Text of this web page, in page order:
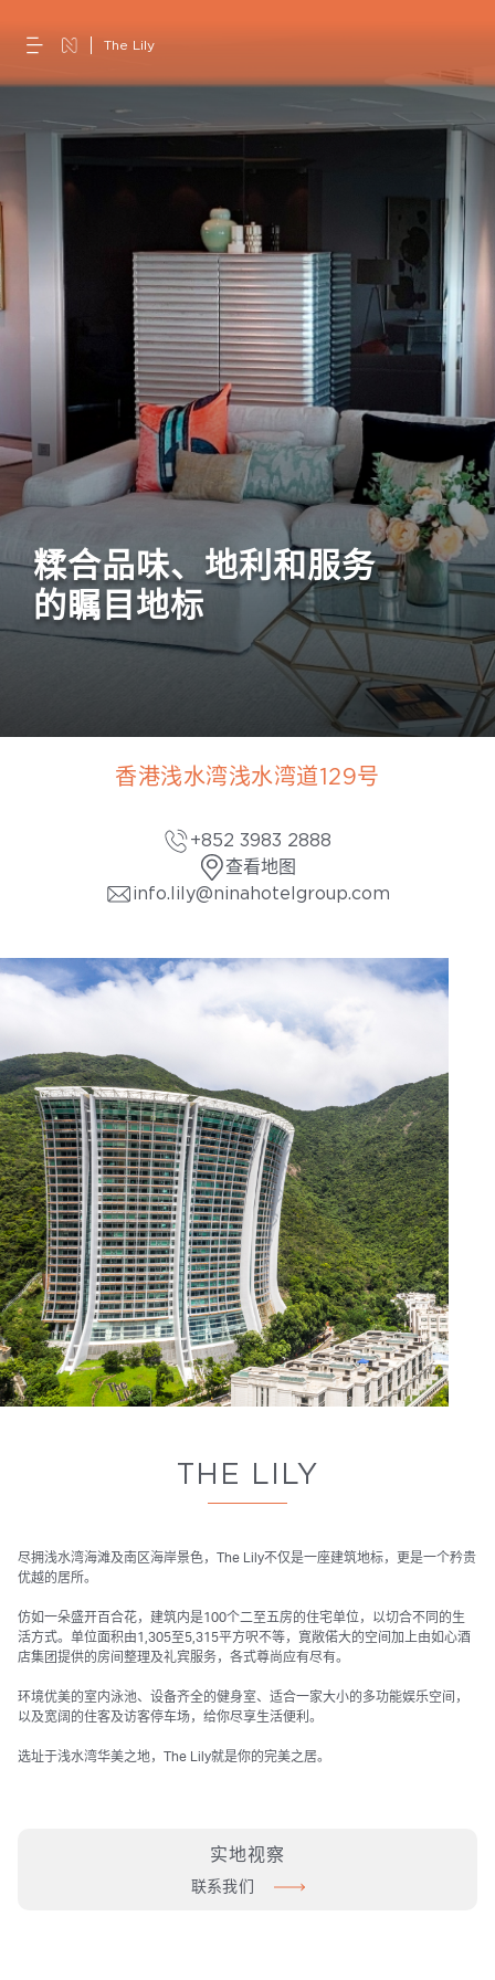
The Lily
糅合品味、地利和服务
的瞩目地标
香港浅水湾浅水湾道129号
+852 3983 2888
查看地图
info.lily@ninahotelgroup.com
THE LILY
尽拥浅水湾海滩及南区海岸景色，The Lily不仅是一座建筑地标，更是一个矜贵
优越的居所。
仿如一朵盛开百合花，建筑内是100个二至五房的住宅单位，以切合不同的生
活方式。单位面积由1,305至5,315平方呎不等，寛敞偌大的空间加上由如心酒
店集团提供的房间整理及礼宾服务，各式尊尚应有尽有。
环境优美的室内泳池、设备齐全的健身室、适合一家大小的多功能娱乐空间，
以及宽阔的住客及访客停车场，给你尽享生活便利。
选址于浅水湾华美之地，The Lily就是你的完美之居。
实地视察
联系我们